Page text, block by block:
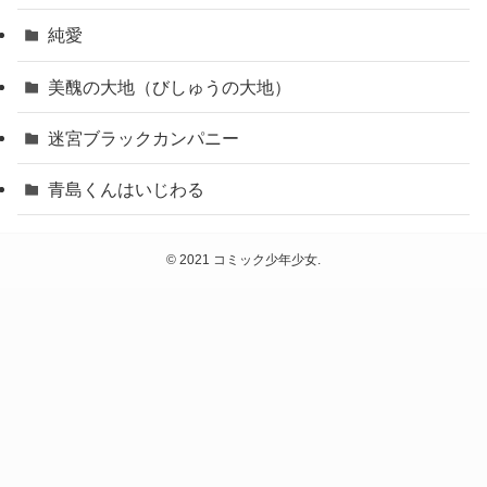
純愛
美醜の大地（びしゅうの大地）
迷宮ブラックカンパニー
青島くんはいじわる
© 2021 コミック少年少女.